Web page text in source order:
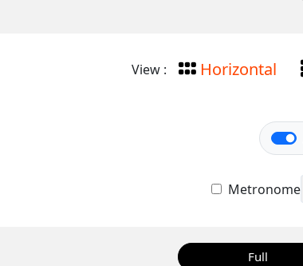
View : Horizontal
Metronome
Full